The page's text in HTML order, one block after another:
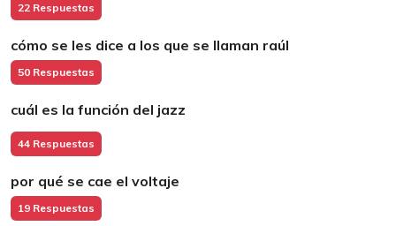
22 Respuestas
cómo se les dice a los que se llaman raúl
50 Respuestas
cuál es la función del jazz
44 Respuestas
por qué se cae el voltaje
19 Respuestas